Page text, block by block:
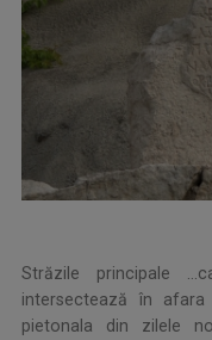
Străzile principale
intersectează în
pietonala din zilele